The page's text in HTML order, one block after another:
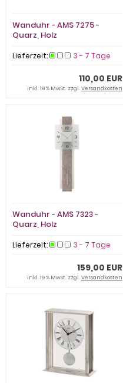
Wanduhr - AMS 7275 -
Quarz, Holz
Lieferzeit: 3 - 7 Tage
110,00 EUR
inkl. 19 % MwSt. zzgl.Versandkosten
Wanduhr - AMS 7323 -
Quarz, Holz
Lieferzeit: 3 - 7 Tage
159,00 EUR
inkl. 19 % MwSt. zzgl.Versandkosten